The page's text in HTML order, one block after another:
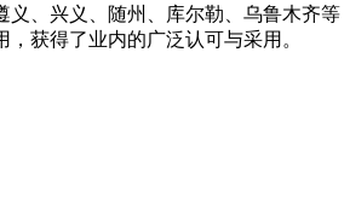
义、兴义、随州、库尔勒、乌鲁木齐等
获得了业内的广泛认可与采用。